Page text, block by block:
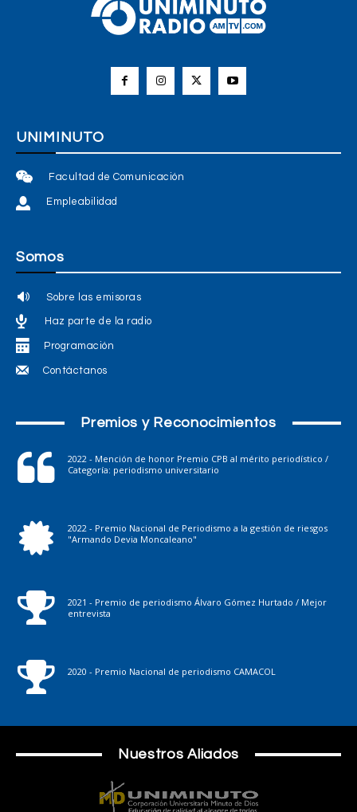
UNIMINUTO
Facultad de Comunicación
Empleabilidad
Somos
Sobre las emisoras
Haz parte de la radio
Programación
Contáctanos
Premios y Reconocimientos
2022 - Mención de honor Premio CPB al mérito periodístico /
Categoría: periodismo universitario
2022 - Premio Nacional de Periodismo a la gestión de riesgos
"Armando Devia Moncaleano"
2021 - Premio de periodismo Álvaro Gómez Hurtado / Mejor
entrevista
2020 - Premio Nacional de periodismo CAMACOL
Nuestros Aliados